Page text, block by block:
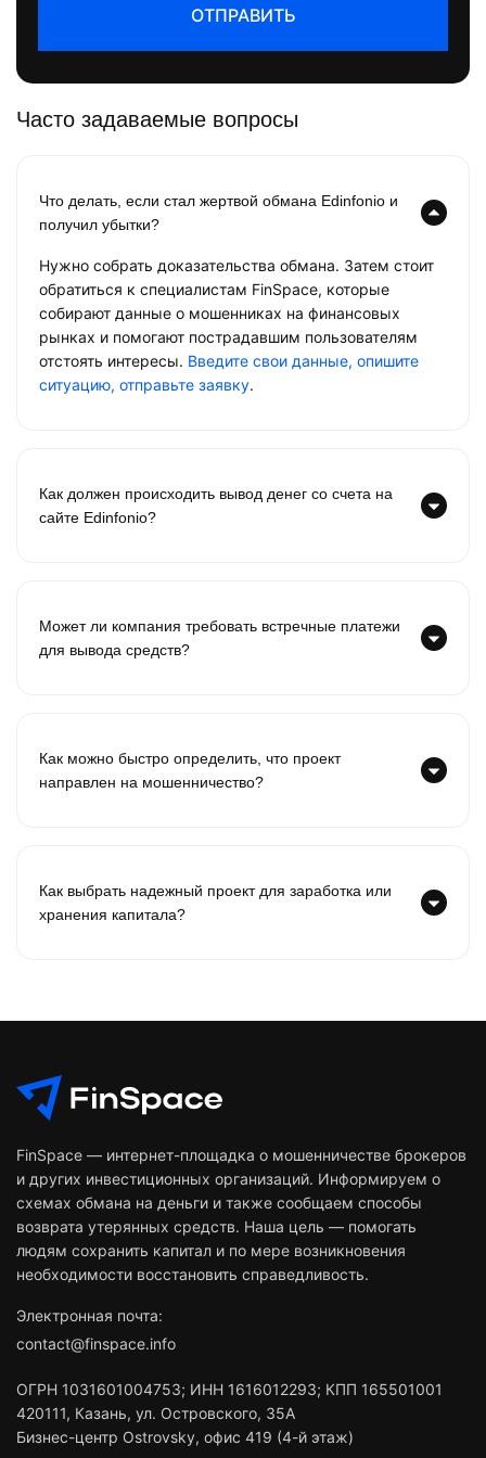
ОТПРАВИТЬ
Часто задаваемые вопросы
Что делать, если стал жертвой обмана Edinfonio и
получил убытки?
Нужно собрать доказательства обмана. Затем стоит
обратиться к специалистам FinSpace, которые
собирают данные о мошенниках на финансовых
рынках и помогают пострадавшим пользователям
отстоять интересы. Введите свои данные, опишите
ситуацию, отправьте заявку.
Как должен происходить вывод денег со счета на
сайте Edinfonio?
Может ли компания требовать встречные платежи
для вывода средств?
Как можно быстро определить, что проект
направлен на мошенничество?
Как выбрать надежный проект для заработка или
хранения капитала?
FinSpace — интернет-площадка о мошенничестве брокеров
и других инвестиционных организаций. Информируем о
схемах обмана на деньги и также сообщаем способы
возврата утерянных средств. Наша цель — помогать
людям сохранить капитал и по мере возникновения
необходимости восстановить справедливость.
Электронная почта:
contact@finspace.info
ОГРН 1031601004753; ИНН 1616012293; КПП 165501001
420111, Казань, ул. Островского, 35А
Бизнес-центр Ostrovsky, офис 419 (4-й этаж)